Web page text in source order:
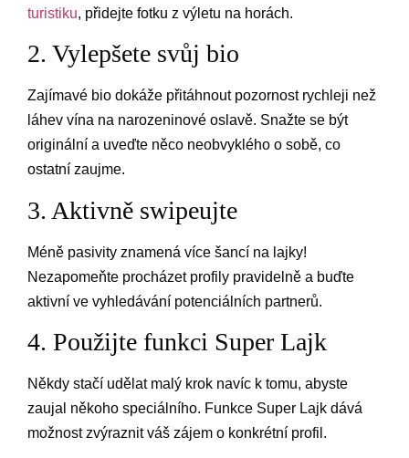
turistiku, přidejte fotku z výletu na horách.
2. Vylepšete svůj bio
Zajímavé bio dokáže přitáhnout pozornost rychleji než
láhev vína na narozeninové oslavě. Snažte se být
originální a uveďte něco neobvyklého o sobě, co
ostatní zaujme.
3. Aktivně swipeujte
Méně pasivity znamená více šancí na lajky!
Nezapomeňte procházet profily pravidelně a buďte
aktivní ve vyhledávání potenciálních partnerů.
4. Použijte funkci Super Lajk
Někdy stačí udělat malý krok navíc k tomu, abyste
zaujal někoho speciálního. Funkce Super Lajk dává
možnost zvýraznit váš zájem o konkrétní profil.